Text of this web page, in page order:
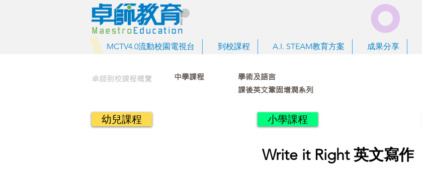
MCTV4.0流動校園電視台 到校課程 A.I. STEAM教育方案 成果分享
卓師到校課程概覽
中學課程
課後英文鞏固增潤系列
學術及語言
幼兒課程 小學課程
Write it Right 英文寫作